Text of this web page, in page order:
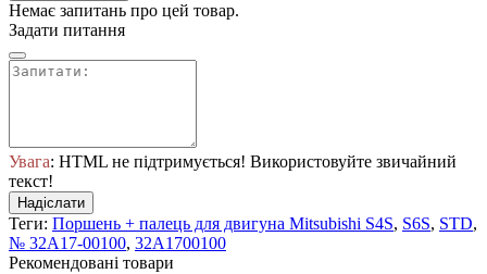
Немає запитань про цей товар.
Задати питання
Увага: HTML не підтримується! Використовуйте звичайний
текст!
Надіслати
Теги: Поршень + палець для двигуна Mitsubishi S4S, S6S, STD,
№ 32A17-00100, 32A1700100
Рекомендовані товари